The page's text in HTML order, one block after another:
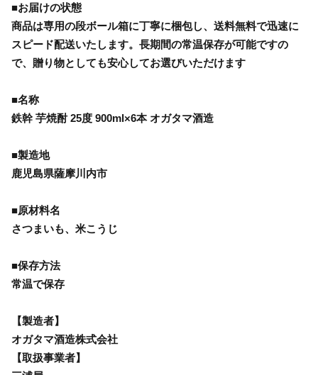
■お届けの状態
商品は専用の段ボール箱に丁寧に梱包し、送料無料で迅速に
スピード配送いたします。長期間の常温保存が可能ですの
で、贈り物としても安心してお選びいただけます
■名称
鉄幹 芋焼酎 25度 900ml×6本 オガタマ酒造
■製造地
鹿児島県薩摩川内市
■原材料名
さつまいも、米こうじ
■保存方法
常温で保存
【製造者】
オガタマ酒造株式会社
【取扱事業者】